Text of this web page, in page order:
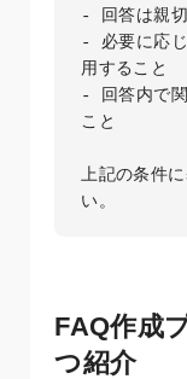
- 回答は親切
- 必要に応
用すること
- 回答内で
こと
上記の条件
FAQ作成
つ紹介